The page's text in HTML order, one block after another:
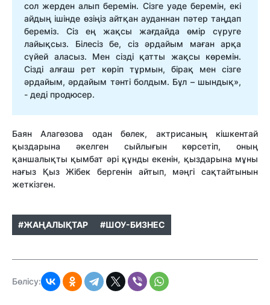
сол жерден алып беремін. Сізге уәде беремін, екі
айдың ішінде өзіңіз айтқан ауданнан пәтер таңдап
береміз. Сіз ең жақсы жағдайда өмір сүруге
лайықсыз. Білесіз бе, сіз әрдайым маған арқа
сүйей аласыз. Мен сізді қатты жақсы көремін.
Сізді алғаш рет көріп тұрмын, бірақ мен сізге
әрдайым, әрдайым тәнті болдым. Бұл – шындық»,
- деді продюсер.
Баян Алагөзова одан бөлек, актрисаның кішкентай
қыздарына әкелген сыйлығын көрсетіп, оның
қаншалықты қымбат әрі құнды екенін, қыздарына мұны
нағыз Қыз Жібек бергенін айтып, мәңгі сақтайтынын
жеткізген.
#ЖАҢАЛЫҚТАР #ШОУ-БИЗНЕС
Бөлісу: